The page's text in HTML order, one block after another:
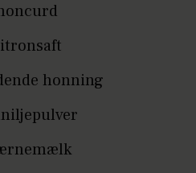
honning